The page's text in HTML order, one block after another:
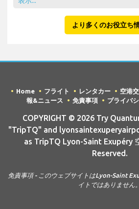
より多くのお役立ち
Home フライト レンタカー 空港
報&ニュース
免責事項 プライバ
COPYRIGHT © 2026 Try
"TripTQ" and
as TripTQ Lyon-Saint Exupéry
Reserved.
免責事項 - このウェブサイトはLyon-Saint
イトではありません。